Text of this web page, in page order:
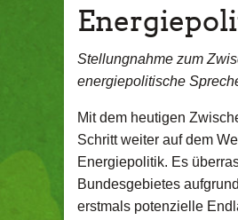
Stellungnahme zum
energiepolitische
Mit dem heutigen
Schritt weiter auf dem
Energiepolitik. Es
Bundesgebietes
erstmals potenzielle